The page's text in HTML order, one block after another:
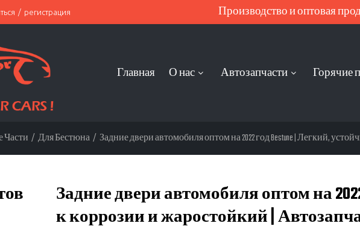
/ регистрация Производство и оптовая
Главная О нас Автозапчасти Горячие
Части / Для Бестюна / Задние двери автомобиля оптом на 2022 год Bestune | Легкий,
Задние двери автомобиля оптом на
к коррозии и жаростойкий |